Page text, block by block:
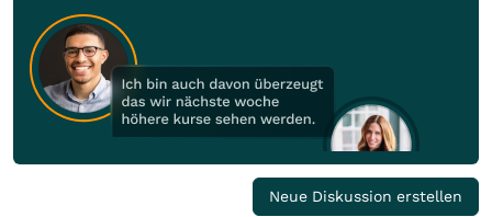
Neue Diskussion erstellen